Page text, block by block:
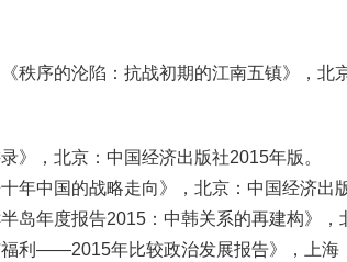
秩序的沦陷：抗战初期的江南五镇》，北
》，北京：中国经济出版社2015年版。
年中国的战略走向》，北京：中国经济出
岛年度报告2015：中韩关系的再建构》，
利——2015年比较政治发展报告》，上海